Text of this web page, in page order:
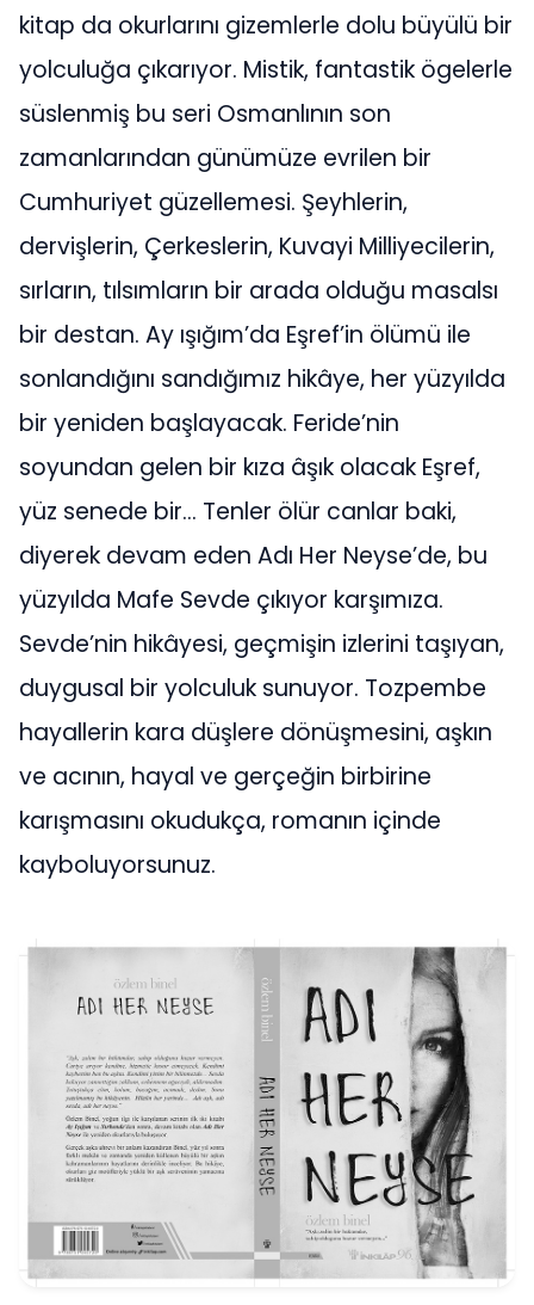
kitap da okurlarını gizemlerle dolu büyülü bir
yolculuğa çıkarıyor. Mistik, fantastik ögelerle
süslenmiş bu seri Osmanlının son
zamanlarından günümüze evrilen bir
Cumhuriyet güzellemesi. Şeyhlerin,
dervişlerin, Çerkeslerin, Kuvayi Milliyecilerin,
sırların, tılsımların bir arada olduğu masalsı
bir destan. Ay ışığım’da Eşref’in ölümü ile
sonlandığını sandığımız hikâye, her yüzyılda
bir yeniden başlayacak. Feride’nin
soyundan gelen bir kıza âşık olacak Eşref,
yüz senede bir… Tenler ölür canlar baki,
diyerek devam eden Adı Her Neyse’de, bu
yüzyılda Mafe Sevde çıkıyor karşımıza.
Sevde’nin hikâyesi, geçmişin izlerini taşıyan,
duygusal bir yolculuk sunuyor. Tozpembe
hayallerin kara düşlere dönüşmesini, aşkın
ve acının, hayal ve gerçeğin birbirine
karışmasını okudukça, romanın içinde
kayboluyorsunuz.